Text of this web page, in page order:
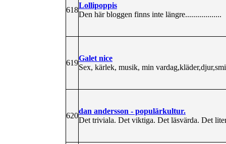
618
Lollipoppis
Den här bloggen finns inte längre..................
619
Galet nice
Sex, kärlek, musik, min
620
dan andersson - populärkultur.
Det triviala. Det viktiga. Det läsvärda. Det